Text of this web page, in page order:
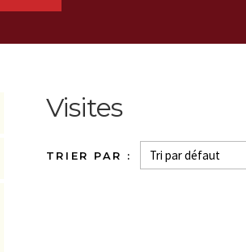
Visites